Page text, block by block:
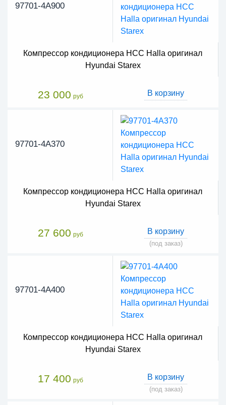
97701-4A900
Компрессор кондиционера HCC Halla оригинал
Hyundai Starex
23 000 руб В корзину
97701-4A370
Компрессор кондиционера HCC Halla оригинал
Hyundai Starex
27 600 руб В корзину
(под заказ)
97701-4A400
Компрессор кондиционера HCC Halla оригинал
Hyundai Starex
17 400 руб В корзину
(под заказ)